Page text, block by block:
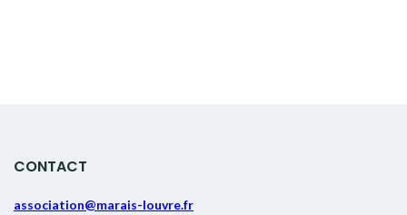
CONTACT
association@marais-louvre.fr